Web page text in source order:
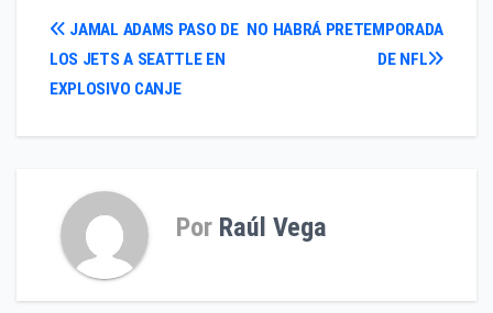
Navegación
de
entradas
NO HABRÁ PRETEMPORADA
DE NFL
JAMAL ADAMS PASO DE
LOS JETS A SEATTLE EN
EXPLOSIVO CANJE
Por Raúl Vega